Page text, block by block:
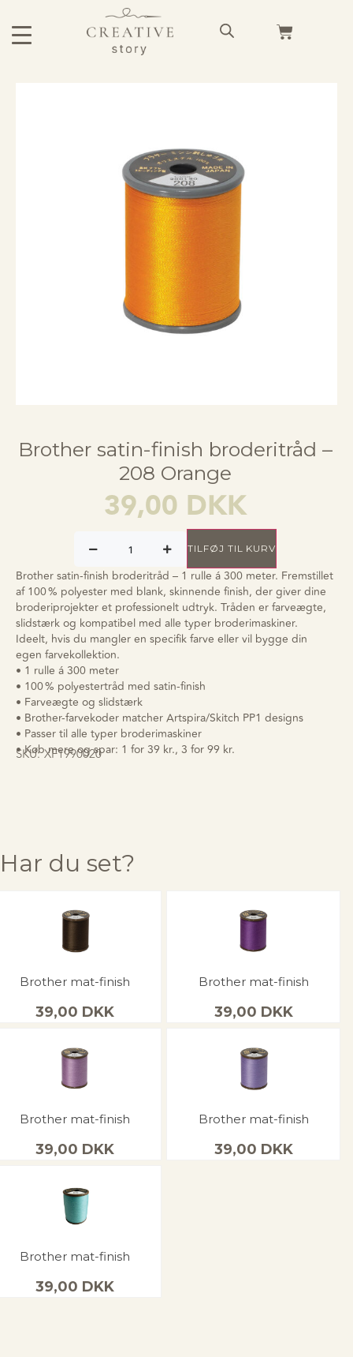
Brother satin-finish broderitråd –
208 Orange
39,00 DKK
TILFØJ TIL KURV
Brother satin-finish broderitråd – 1 rulle á 300 meter. Fremstillet
af 100 % polyester med blank, skinnende finish, der giver dine
broderiprojekter et professionelt udtryk. Tråden er farveægte,
slidstærk og kompatibel med alle typer broderimaskiner.
Ideelt, hvis du mangler en specifik farve eller vil bygge din
egen farvekollektion.
• 1 rulle á 300 meter
• 100 % polyestertråd med satin-finish
• Farveægte og slidstærk
• Brother-farvekoder matcher Artspira/Skitch PP1 designs
• Passer til alle typer broderimaskiner
• Køb mere og spar: 1 for 39 kr., 3 for 99 kr.
SKU: XF1990020
Har du set?
Brother mat-finish
39,00 DKK
Brother mat-finish
39,00 DKK
Brother mat-finish
39,00 DKK
Brother mat-finish
39,00 DKK
Brother mat-finish
39,00 DKK